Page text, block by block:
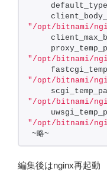
"/opt/bitnami/
"/opt/bitnami/
"/opt/bitnami/
"/opt/bitnami/
"/opt/bitnami/
~略~
編集後はnginx再起動